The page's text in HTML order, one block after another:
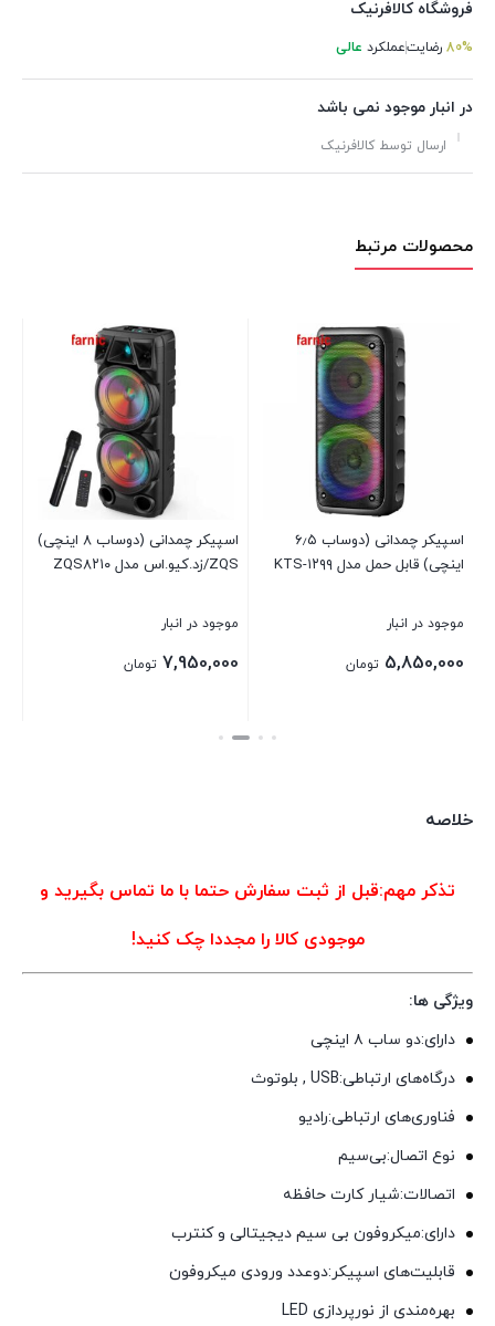
فروشگاه کالافرنیک
80% رضایتعملکرد عالی
در انبار موجود نمی باشد
ارسال توسط کالافرنیک
محصولات مرتبط
اسپیکر چمدانی (دوساب ۶٫۵
اینچی) قابل حمل مدل KTS-۱۲۹۹
موجود در انبار
5,850,000 تومان
اسپیکر چمدانی (دوساب ۸ اینچی)
ZQS/زد.کیو.اس مدل ZQS۸۲۱۰
موجود در انبار
7,950,000 تومان
بستن
خلاصه
تذکر مهم:قبل از ثبت سفارش حتما با ما تماس بگیرید و
موجودی کالا را مجددا چک کنید!
ویژگی ها:
دارای:دو ساب ۸ اینچی
درگاه‌های ارتباطی:USB , بلوتوث
فناوری‌های ارتباطی:رادیو
نوع اتصال:بی‌سیم
اتصالات:شیار کارت حافظه
دارای:میکروفون بی سیم دیجیتالی و کنترب
قابلیت‌های اسپیکر:دوعدد ورودی میکروفون
بهره‌مندی از نورپردازی LED